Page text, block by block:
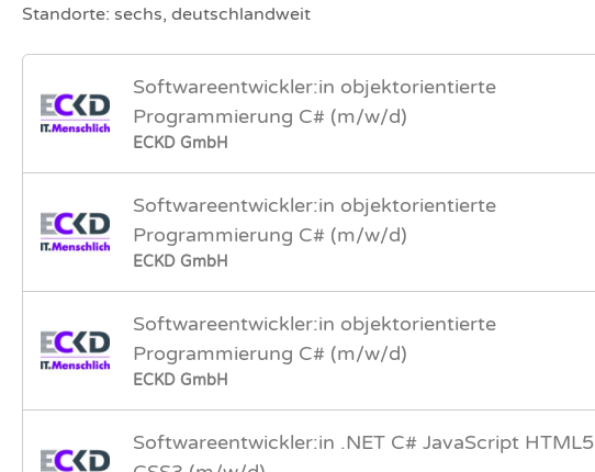
Standorte: sechs, deutschlandweit
Softwareentwickler:in objektorientierte
Programmierung C# (m/w/d)
ECKD GmbH
Softwareentwickler:in objektorientierte
Programmierung C# (m/w/d)
ECKD GmbH
Softwareentwickler:in objektorientierte
Programmierung C# (m/w/d)
ECKD GmbH
Softwareentwickler:in .NET C# JavaScript HTML5